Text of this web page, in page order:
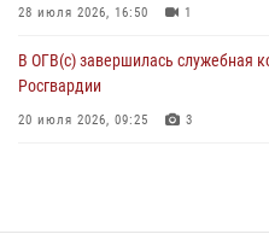
28 июля 2026, 16:50 1
В ОГВ(с) завершилась служебная
Росгвардии
20 июля 2026, 09:25 3